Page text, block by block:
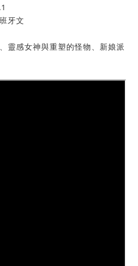
牙文
靈感女神與重塑的怪物、新娘派